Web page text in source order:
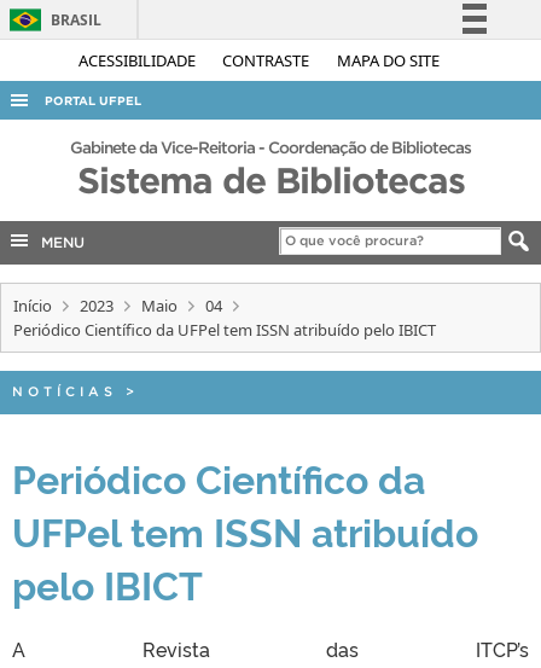
ACESSIBILIDADE CONTRASTE MAPA DO SITE
BRASIL
Simplifique!
Acesso à informação
Canais
PORTAL UFPEL
ACESSO À INFORMAÇÃO
AUDITORIA
COBALTO
CONCURSOS
EDITAIS
OUVIDORIA
TELEFONES
Gabinete da Vice-Reitoria - Coordenação de Bibliotecas
Sistema de Bibliotecas
MENU
Início 2023 Maio
04
Periódico Científico da UFPel tem ISSN atribuído pelo IBICT
NOTÍCIAS >
Periódico Científico da
UFPel tem ISSN atribuído
pelo IBICT
A Revista das ITCP’s